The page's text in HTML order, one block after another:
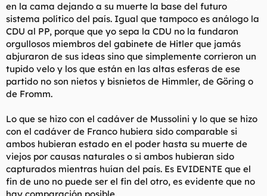
en la cama dejando a su muerte la base del futuro
sistema político del país. Igual que tampoco es análogo la
CDU al PP, porque que yo sepa la CDU no la fundaron
orgullosos miembros del gabinete de Hitler que jamás
abjuraron de sus ideas sino que simplemente corrieron un
tupido velo y los que están en las altas esferas de ese
partido no son nietos y bisnietos de Himmler, de Göring o
de Fromm.
Lo que se hizo con el cadáver de Mussolini y lo que se hizo
con el cadáver de Franco hubiera sido comparable si
ambos hubieran estado en el poder hasta su muerte de
viejos por causas naturales o si ambos hubieran sido
capturados mientras huían del país. Es EVIDENTE que el
fin de uno no puede ser el fin del otro, es evidente que no